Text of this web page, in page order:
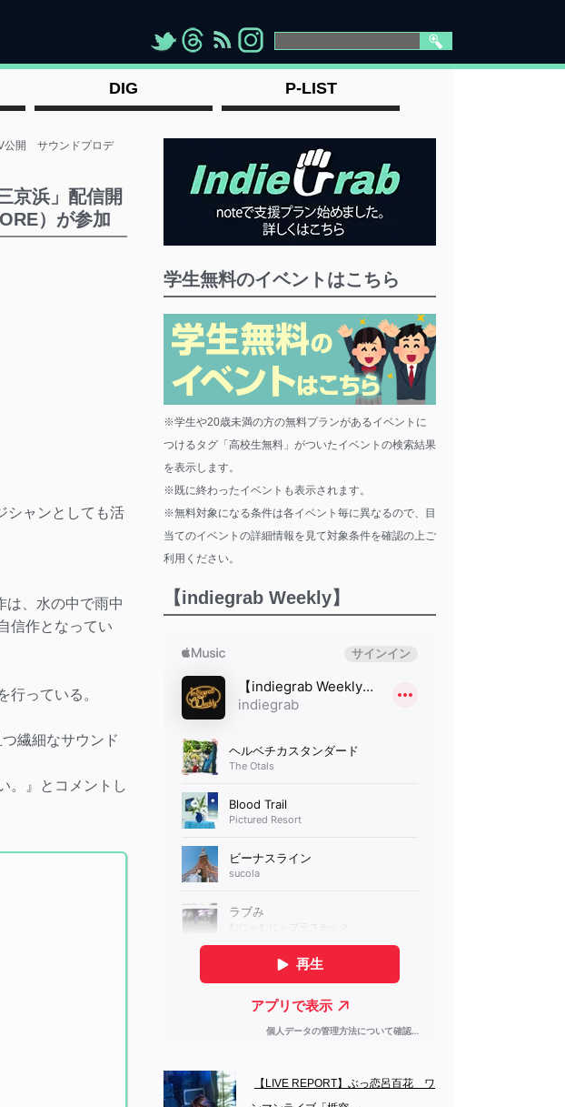
"> "> "> " >
DIG P-LIST
公開 サウンドプロデ
京浜」配信開
）が参加
シャンとしても活
は、水の中で雨中
信作となってい
行っている。
繊細なサウンド
。』とコメントし
学生無料のイベントはこちら
※学生や20歳未満の方の無料プランがあるイベントに
つけるタグ「高校生無料」がついたイベントの検索結果
を表示します。
※既に終わったイベントも表示されます。
※無料対象になる条件は各イベント毎に異なるので、目
当てのイベントの詳細情報を見て対象条件を確認の上ご
利用ください。
【indiegrab Weekly】
【LIVE REPORT】ぶっ恋呂百花　ワ